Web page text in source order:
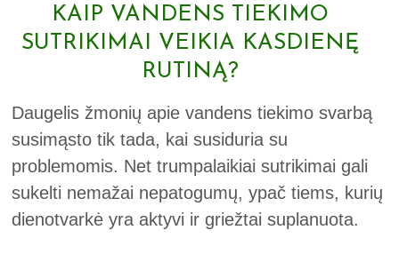
KAIP VANDENS TIEKIMO
SUTRIKIMAI VEIKIA KASDIENĘ
RUTINĄ?
Daugelis žmonių apie vandens tiekimo svarbą
susimąsto tik tada, kai susiduria su
problemomis. Net trumpalaikiai sutrikimai gali
sukelti nemažai nepatogumų, ypač tiems, kurių
dienotvarkė yra aktyvi ir griežtai suplanuota.